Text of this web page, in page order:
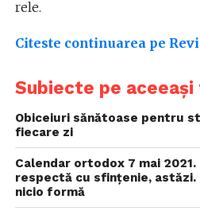
rele.
Citeste continuarea pe
Subiecte pe aceeași
Obiceiuri sănătoase pentru
fiecare zi
Calendar ortodox 7 mai
respectă cu sfințenie, astăzi.
nicio formă